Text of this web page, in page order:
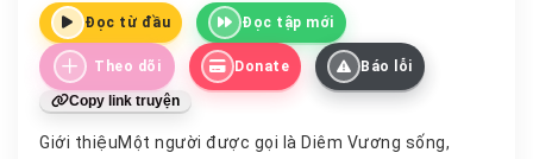
Đọc từ đầu Đọc tập mới
Theo dõi Donate Báo lỗi
Copy link truyện
Giới thiệuMột người được gọi là Diêm Vương sống,